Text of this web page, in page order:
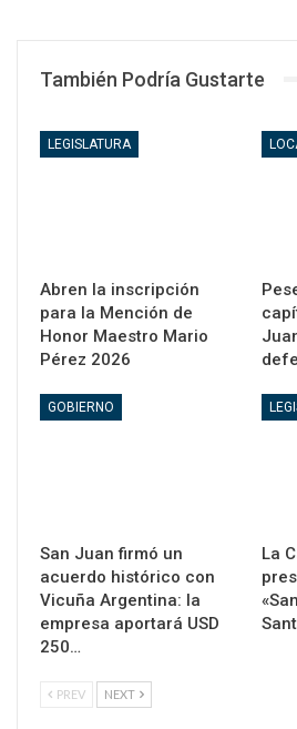
También Podría Gustarte
LEGISLATURA
Abren la inscripción
para la Mención de
Honor Maestro Mario
Pérez 2026
GOBIERNO
San Juan firmó un
acuerdo histórico con
Vicuña Argentina: la
empresa aportará USD
250…
La
PREV NEXT